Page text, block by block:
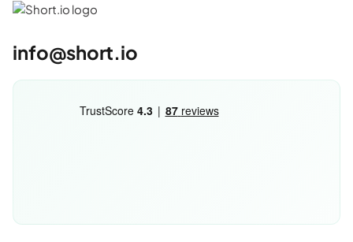
info@short.io